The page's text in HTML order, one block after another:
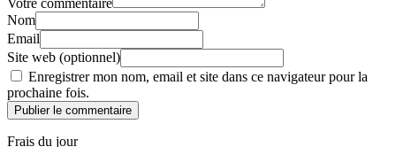
Nom
Email
Site web (optionnel)
Enregistrer mon nom, email et site dans ce navigateur pour la
prochaine fois.
Publier le commentaire
Frais du jour